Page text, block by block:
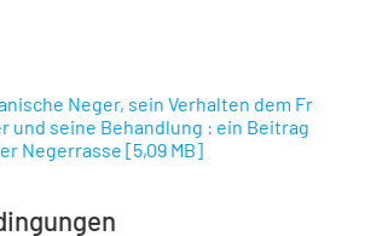
Neger, sein Verhalten dem Fr
und seine Behandlung : ein Beitrag
Negerrasse [5,09 MB]